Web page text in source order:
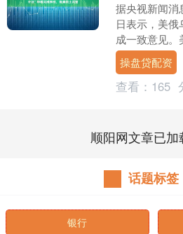
据央视新闻消
日表示，美
成一致意见。
容需要就一系
讨论，包括乌
操盘贷配资
查看： 165
顺阳网文章已加
话题标签
银行